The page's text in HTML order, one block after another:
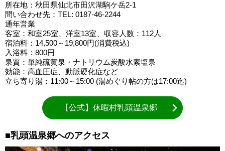
所在地：秋田県仙北市田沢湖駒ケ岳2-1
問い合わせ先：TEL: 0187-46-2244
通年営業
客室：和室25室、洋室13室、収容人数：112人
宿泊料：14,500～19,800円(消費税込)
入浴料：800円
泉質：単純硫黄泉・ナトリウム炭酸水素塩泉
効能：高血圧症、動脈硬化症など
立ち寄り湯：11:00～15:00 (湯めぐり帖の方は17:00迄)
【公式】休暇村乳頭温泉郷
■乳頭温泉郷へのアクセス